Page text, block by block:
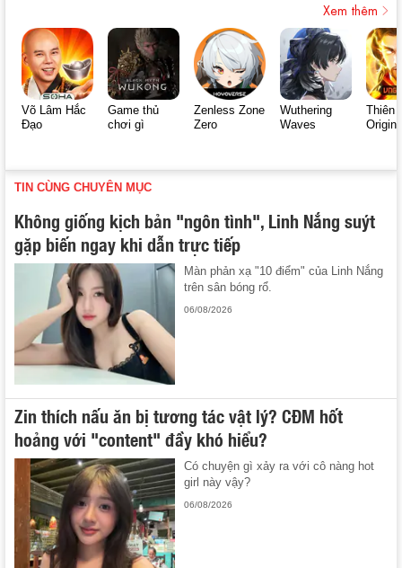
Xem thêm
Võ Lâm Hắc
Đạo
Game thủ
chơi gì
Zenless Zone
Zero
Wuthering
Waves
Thiên
Origin
TIN CÙNG CHUYÊN MỤC
Không giống kịch bản "ngôn tình", Linh Nắng suýt
gặp biến ngay khi dẫn trực tiếp
Màn phản xạ "10 điểm" của Linh Nắng
trên sân bóng rổ.
06/08/2026
Zin thích nấu ăn bị tương tác vật lý? CĐM hốt
hoảng với "content" đầy khó hiểu?
Có chuyện gì xảy ra với cô nàng hot
girl này vậy?
06/08/2026